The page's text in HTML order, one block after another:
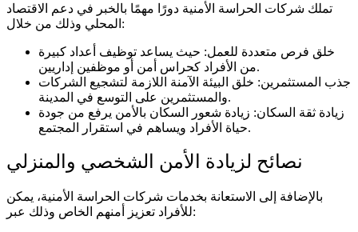
تملك شركات الحراسة الأمنية دورًا مهمًا بالخبر في دعم الاقتصاد
المحلي وذلك من خلال:
خلق فرص متعددة للعمل: حيث يساعد توظيف أعداد كبيرة
من الأفراد كحراس أمن أو موظفين إداريين.
جذب المستثمرين: خلق البيئة الآمنة اللازمة لتشجيع الشركات
والمستثمرين على التوسع في المدينة.
زيادة ثقة السكان: زيادة شعور السكان بالأمن يرفع من جودة
حياة الأفراد ويساهم في استقرار المجتمع.
نصائح لزيادة الأمن الشخصي والمنزلي
بالإضافة إلى الاستعانة بخدمات شركات الحراسة الأمنية، يمكن
للأفراد تعزيز أمنهم الخاص وذلك عبر: